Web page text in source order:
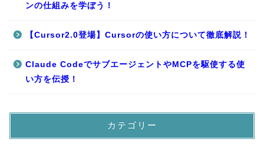
ンの仕組みを学ぼう！
【Cursor2.0登場】Cursorの使い方について徹底解説！
Claude CodeでサブエージェントやMCPを駆使する使
い方を伝授！
カテゴリー